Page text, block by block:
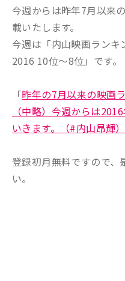
今週からは昨年7月以来の
載いたします。
今週は「内山映画ラン
2016 10位～8位」です。
「昨年の7月以来の映画
（中略）今週からは
いきます。（#内山昂輝）
登録初月無料ですので、
い。